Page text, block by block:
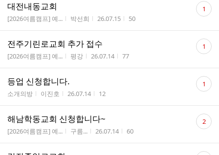
대전내동교회
게시판명
[2026여름캠프] 예... 작성자
박선희 작성시간
26.07.15 조회수
50
댓
글 1
전주기린로교회 추가 접수
게시판명
[2026여름캠프] 예... 작성자
평강 작성시간
26.07.14 조회수
77
댓
글 1
등업 신청합니다.
게시판명
소개의방 작성자
이진호 작성시간
26.07.14 조회수
12
댓
글 1
해남학동교회 신청합니다~
게시판명
[2026여름캠프] 예... 작성자
구름... 작성시간
26.07.14 조회수
60
댓
글 2
댓